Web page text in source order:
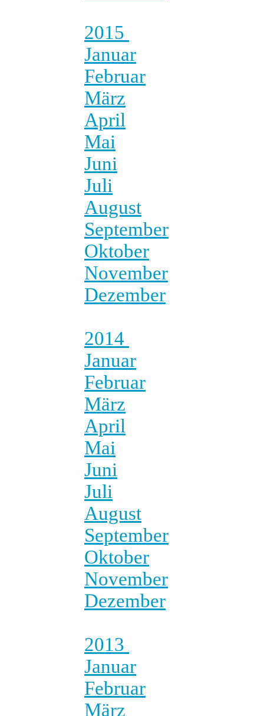
2015
Januar
Februar
März
April
Mai
Juni
Juli
August
September
Oktober
November
Dezember
2014
Januar
Februar
März
April
Mai
Juni
Juli
August
September
Oktober
November
Dezember
2013
Januar
Februar
März